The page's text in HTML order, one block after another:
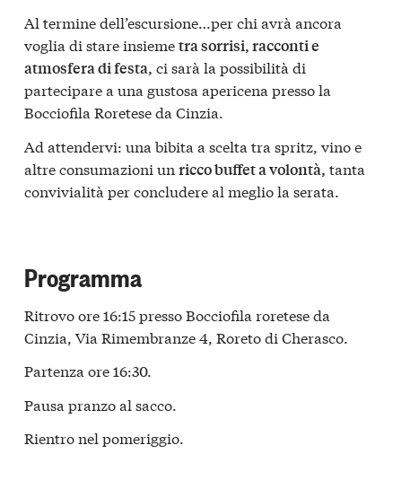
Al termine dell’escursione…per chi avrà ancora
voglia di stare insiemetra sorrisi, racconti e
atmosfera di festa, ci sarà la possibilità di
partecipare a una gustosa apericena presso la
Bocciofila Roretese da Cinzia.
Ad attendervi: una bibita a scelta tra spritz, vino e
altre consumazioni un ricco buffet a volontà, tanta
convivialità per concludere al meglio la serata.
Programma
Ritrovo ore 16:15 presso Bocciofila roretese da
Cinzia, Via Rimembranze 4, Roreto di Cherasco.
Partenza ore 16:30.
Pausa pranzo al sacco.
Rientro nel pomeriggio.